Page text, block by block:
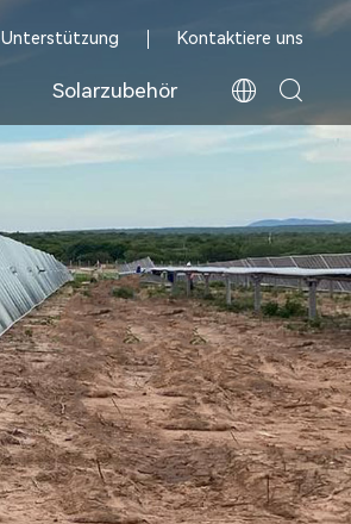
Unterstützung Kontaktiere uns
Solarzubehör